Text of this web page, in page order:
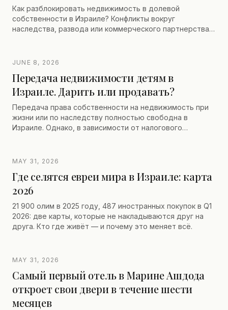
Как разблокировать недвижимость в долевой
собственности в Израиле? Конфликты вокруг
наследства, развода или коммерческого партнерства
собственности и установление судебного управления
недвижимость и распределить доли. Узнайте, как
ликвидировать совместную собственность, избегая
налоговых и финансовых ловушек.
JUNE 8, 2026
Передача недвижимости детям в
Израиле. Дарить или продавать?
Передача права собственности на недвижимость при
жизни или по наследству полностью свободна в
Израиле. Однако, в зависимости от налогового
выбор стратегической продажи может оказаться
недвижимости. Между сокращением налога на
приобретение, отсрочкой или освобождением от
оптимизировать ваше международное планирование
наследства до отмены некоторых линейных налоговых
преимуществ.
MAY 31, 2026
Где селятся евреи мира в Израиле: карта
2026
21 900 олим в 2025 году, 487 иностранных покупок в Q1
2026: две карты, которые не накладываются друг на
друга. Кто где живёт — и почему это меняет всё.
MAY 31, 2026
Самый первый отель в Марине Ашдода
откроет свои двери в течение шести
месяцев